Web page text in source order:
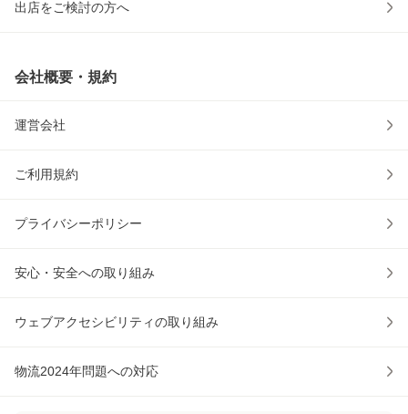
出店をご検討の方へ
会社概要・規約
運営会社
ご利用規約
プライバシーポリシー
安心・安全への取り組み
ウェブアクセシビリティの取り組み
物流2024年問題への対応